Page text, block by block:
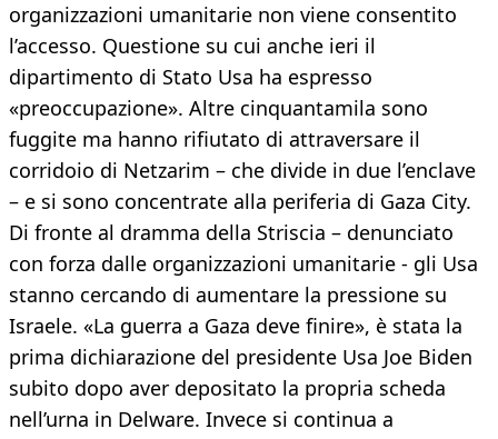
organizzazioni umanitarie non viene consentito
l’accesso. Questione su cui anche ieri il
dipartimento di Stato Usa ha espresso
«preoccupazione». Altre cinquantamila sono
fuggite ma hanno rifiutato di attraversare il
corridoio di Netzarim – che divide in due l’enclave
– e si sono concentrate alla periferia di Gaza City.
Di fronte al dramma della Striscia – denunciato
con forza dalle organizzazioni umanitarie - gli Usa
stanno cercando di aumentare la pressione su
Israele. «La guerra a Gaza deve finire», è stata la
prima dichiarazione del presidente Usa Joe Biden
subito dopo aver depositato la propria scheda
nell’urna in Delware. Invece si continua a